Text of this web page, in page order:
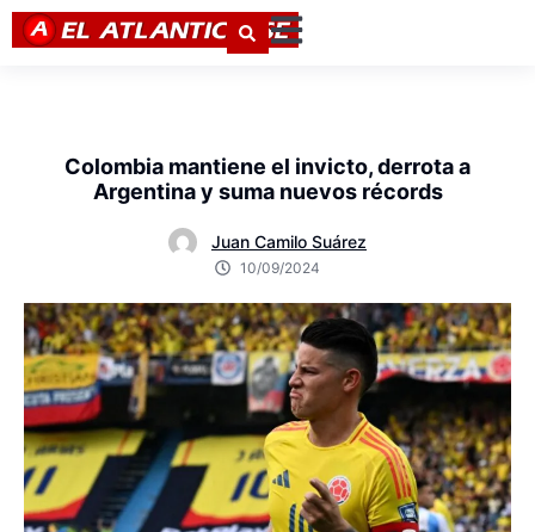
Colombia mantiene el invicto, derrota a
Argentina y suma nuevos récords
Juan Camilo Suárez
10/09/2024